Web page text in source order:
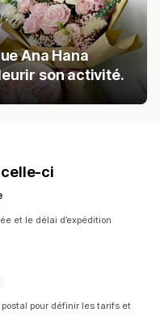
Ana Hana
son activité.
celle-ci
et le délai d’expédition
pour définir les tarifs et